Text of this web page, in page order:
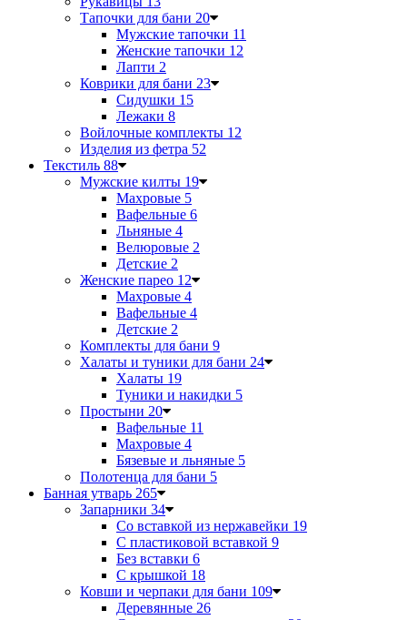
Тапочки для бани 20
Мужские тапочки 11
Женские тапочки 12
Лапти 2
Коврики для бани 23
Сидушки 15
Лежаки 8
Войлочные комплекты 12
Изделия из фетра 52
Текстиль 88
Мужские килты 19
Махровые 5
Вафельные 6
Льняные 4
Велюровые 2
Детские 2
Женские парео 12
Махровые 4
Вафельные 4
Детские 2
Комплекты для бани 9
Халаты и туники для бани 24
Халаты 19
Туники и накидки 5
Простыни 20
Вафельные 11
Махровые 4
Бязевые и льняные 5
Полотенца для бани 5
Банная утварь 265
Запарники 34
Со вставкой из нержавейки 19
С пластиковой вставкой 9
Без вставки 6
С крышкой 18
Ковши и черпаки для бани 109
Деревянные 26